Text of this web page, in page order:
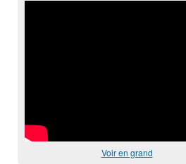
Voir en grand